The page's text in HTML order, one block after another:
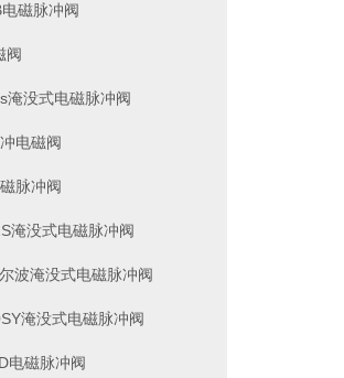
磁脉冲阀
阀
淹没式电磁脉冲阀
电磁阀
脉冲阀
淹没式电磁脉冲阀
波淹没式电磁脉冲阀
淹没式电磁脉冲阀
电磁脉冲阀